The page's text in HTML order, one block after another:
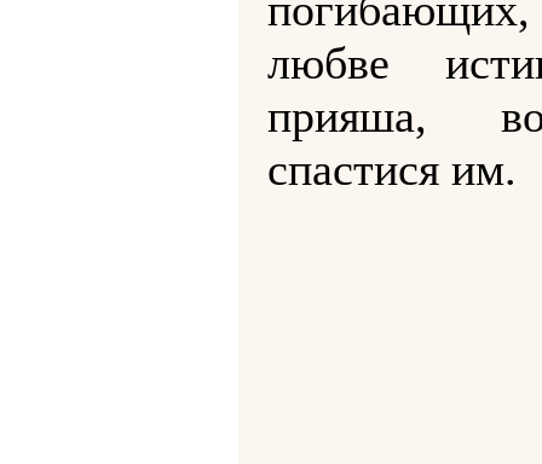
любве
прияша,
спастися им.